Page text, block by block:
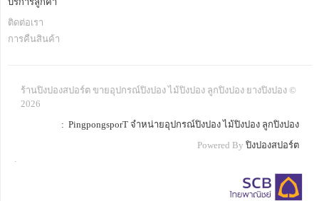
ติดต่อเรา
การคืนสินค้า
ร้านปิงปองสปอร์ต ขายอุปกรณ์ปิงปอง ไม้ปิงปอง ลูกปิงปอง ยางปิงปอง ©
2026
: PingpongsporT จำหน่ายอุปกรณ์ปิงปอง ไม้ปิงปอง ลูกปิงปอง
Powered By ปิงปองสปอร์ต
.